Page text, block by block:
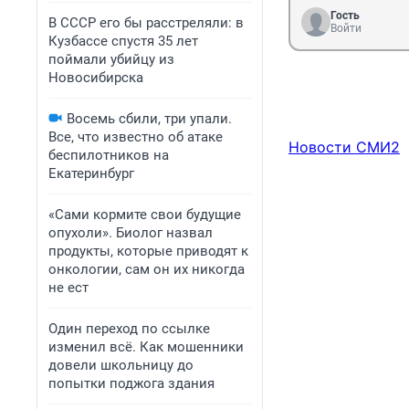
В СССР его бы расстреляли: в
Кузбассе спустя 35 лет
поймали убийцу из
Новосибирска
Восемь сбили, три упали.
Все, что известно об атаке
беспилотников на
Екатеринбург
«Сами кормите свои будущие
опухоли». Биолог назвал
продукты, которые приводят к
онкологии, сам он их никогда
не ест
Один переход по ссылке
изменил всё. Как мошенники
довели школьницу до
попытки поджога здания
Гость
Войти
Новости СМИ2